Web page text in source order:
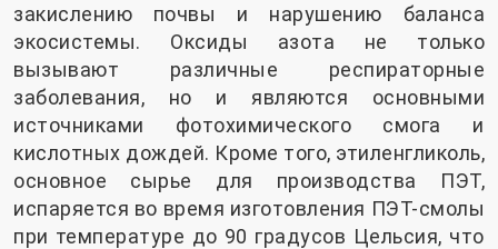
закислению почвы и нарушению баланса
экосистемы. Оксиды азота не только
вызывают различные респираторные
заболевания, но и являются основными
источниками фотохимического смога и
кислотных дождей. Кроме того, этиленгликоль,
основное сырье для производства ПЭТ,
испаряется во время изготовления ПЭТ-смолы
при температуре до 90 градусов Цельсия, что